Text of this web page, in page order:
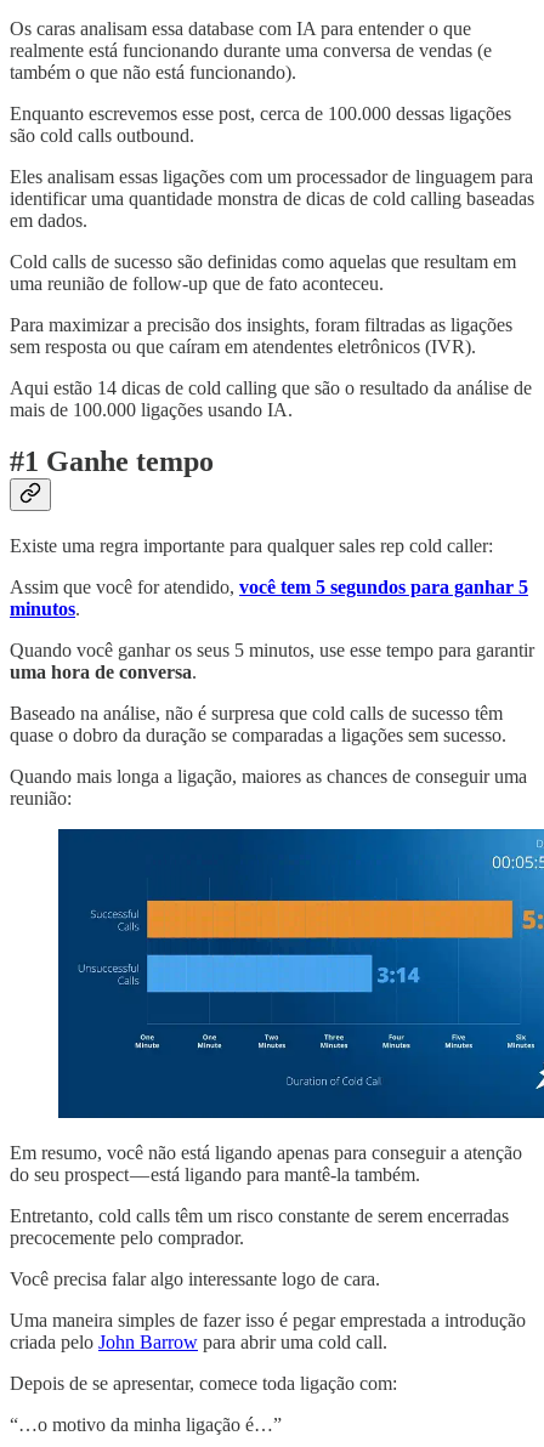
Os caras analisam essa database com IA para entender o que
realmente está funcionando durante uma conversa de vendas (e
também o que não está funcionando).
Enquanto escrevemos esse post, cerca de 100.000 dessas ligações
são cold calls outbound.
Eles analisam essas ligações com um processador de linguagem para
identificar uma quantidade monstra de dicas de cold calling baseadas
em dados.
Cold calls de sucesso são definidas como aquelas que resultam em
uma reunião de follow-up que de fato aconteceu.
Para maximizar a precisão dos insights, foram filtradas as ligações
sem resposta ou que caíram em atendentes eletrônicos (IVR).
Aqui estão 14 dicas de cold calling que são o resultado da análise de
mais de 100.000 ligações usando IA.
#1 Ganhe tempo
Existe uma regra importante para qualquer sales rep cold caller:
Assim que você for atendido, você tem 5 segundos para ganhar 5
minutos.
Quando você ganhar os seus 5 minutos, use esse tempo para garantir
uma hora de conversa.
Baseado na análise, não é surpresa que cold calls de sucesso têm
quase o dobro da duração se comparadas a ligações sem sucesso.
Quando mais longa a ligação, maiores as chances de conseguir uma
reunião:
Em resumo, você não está ligando apenas para conseguir a atenção
do seu prospect — está ligando para mantê-la também.
Entretanto, cold calls têm um risco constante de serem encerradas
precocemente pelo comprador.
Você precisa falar algo interessante logo de cara.
Uma maneira simples de fazer isso é pegar emprestada a introdução
criada pelo John Barrow para abrir uma cold call.
Depois de se apresentar, comece toda ligação com:
“…o motivo da minha ligação é…”